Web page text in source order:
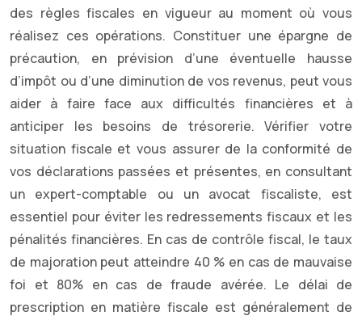
des règles fiscales en vigueur au moment où vous
réalisez ces opérations. Constituer une épargne de
précaution, en prévision d’une éventuelle hausse
d’impôt ou d’une diminution de vos revenus, peut vous
aider à faire face aux difficultés financières et à
anticiper les besoins de trésorerie. Vérifier votre
situation fiscale et vous assurer de la conformité de
vos déclarations passées et présentes, en consultant
un expert-comptable ou un avocat fiscaliste, est
essentiel pour éviter les redressements fiscaux et les
pénalités financières. En cas de contrôle fiscal, le taux
de majoration peut atteindre 40 % en cas de mauvaise
foi et 80% en cas de fraude avérée. Le délai de
prescription en matière fiscale est généralement de